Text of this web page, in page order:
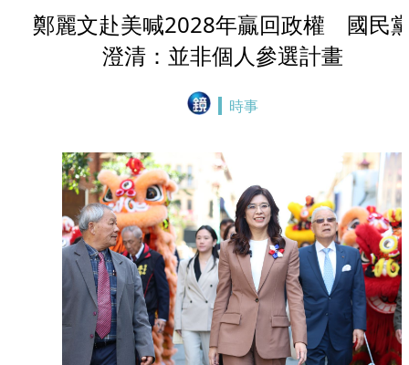
鄭麗文赴美喊2028年贏回政權 國民
澄清：並非個人參選計畫
時事